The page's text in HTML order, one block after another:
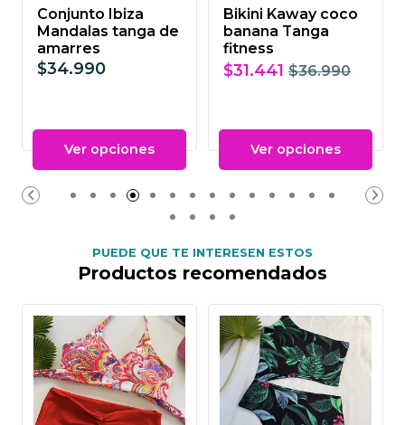
Conjunto Ibiza
Mandalas tanga de
amarres
$34.990
Ver opciones
Bikini Kaway coco
banana Tanga
fitness
$31.441 $36.990
Ver opciones
PUEDE QUE TE INTERESEN ESTOS
Productos recomendados